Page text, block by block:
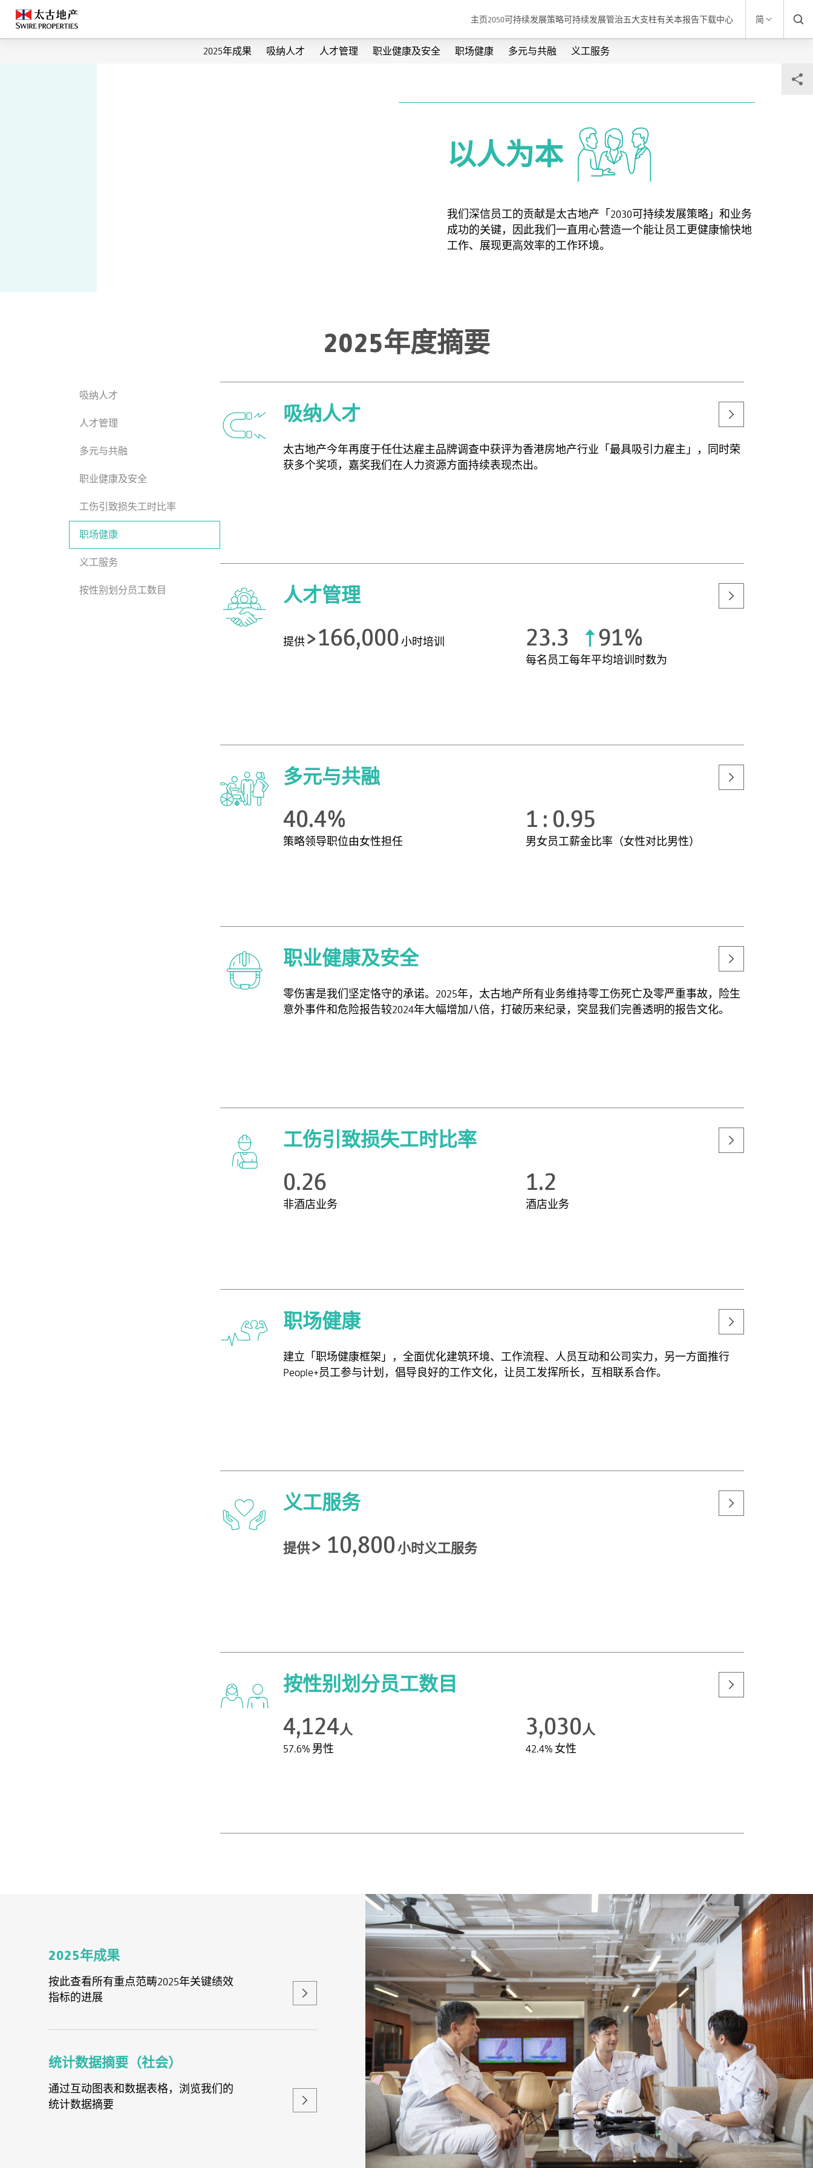
主页2050可持续发展策略可持续发展管治五大支柱有关本报告下载中心 简
2025年成果 吸纳人才 人才管理 职业健康及安全 职场健康 多元与共融 义工服务
以人为本
我们深信员工的贡献是太古地产「2030可持续发展策略」和业务
成功的关键，因此我们一直用心营造一个能让员工更健康愉快地
工作、展现更高效率的工作环境。
2025年度摘要
吸纳人才
人才管理
多元与共融
职业健康及安全
工伤引致损失工时比率
职场健康
义工服务
按性别划分员工数目
吸纳人才
太古地产今年再度于任仕达雇主品牌调查中获评为香港房地产行业「最具吸引力雇主」，同时荣
获多个奖项，嘉奖我们在人力资源方面持续表现杰出。
人才管理
提供 >166,000 小时培训 23.3 91%
每名员工每年平均培训时数为
多元与共融
40.4%
策略领导职位由女性担任
1 : 0.95
男女员工薪金比率（女性对比男性）
职业健康及安全
零伤害是我们坚定恪守的承诺。2025年，太古地产所有业务维持零工伤死亡及零严重事故，险生
意外事件和危险报告较2024年大幅增加八倍，打破历来纪录，突显我们完善透明的报告文化。
工伤引致损失工时比率
0.26
非酒店业务
1.2
酒店业务
职场健康
建立「职场健康框架」，全面优化建筑环境、工作流程、人员互动和公司实力，另一方面推行
People+员工参与计划，倡导良好的工作文化，让员工发挥所长，互相联系合作。
义工服务
提供> 10,800小时义工服务
按性别划分员工数目
4,124人
57.6% 男性
3,030人
42.4% 女性
2025年成果
按此查看所有重点范畴2025年关键绩效
指标的进展
统计数据摘要（社会）
通过互动图表和数据表格，浏览我们的
统计数据摘要